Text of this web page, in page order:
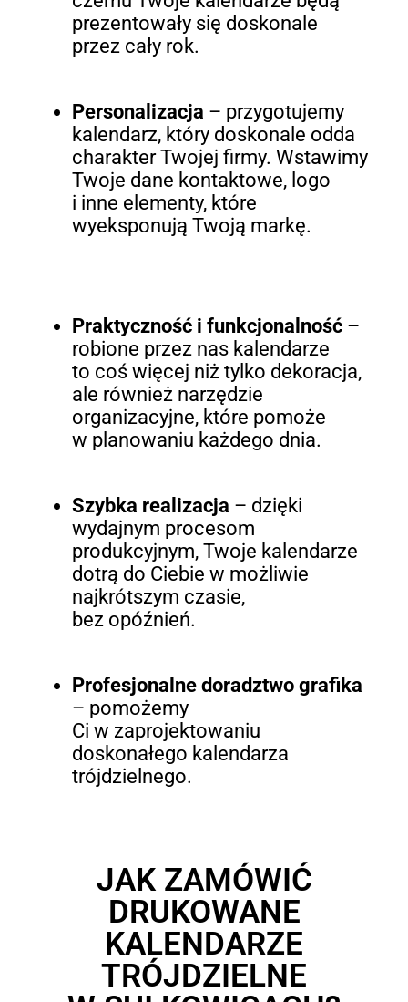
prezentowały się doskonale
przez cały rok.
Personalizacja – przygotujemy
kalendarz, który doskonale odda
charakter Twojej firmy. Wstawimy
Twoje dane kontaktowe, logo
i inne elementy, które
wyeksponują Twoją markę.
Praktyczność i funkcjonalność–
robione przez nas kalendarze
to coś więcej niż tylko dekoracja,
ale również narzędzie
organizacyjne, które pomoże
w planowaniu każdego dnia.
Szybka realizacja – dzięki
wydajnym procesom
produkcyjnym, Twoje kalendarze
dotrą do Ciebie w możliwie
najkrótszym czasie,
bez opóźnień.
Profesjonalne doradztwo grafika
– pomożemy
Ci w zaprojektowaniu
doskonałego kalendarza
trójdzielnego.
JAK ZAMÓWIĆ
DRUKOWANE
KALENDARZE
TRÓJDZIELNE